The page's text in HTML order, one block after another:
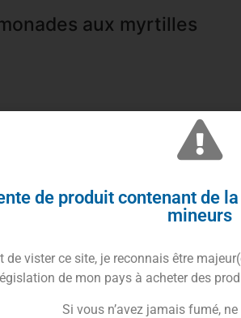
aux myrtilles
lee-liquide Blueberry 50ml.
acidulée éclater dans votre
brise légère en été.
artisanale, préparée avec
de produit contenant de
mineurs
de vister ce site, je reconnais être
de mon pays à acheter des
Si vous n’avez jamais fumé,